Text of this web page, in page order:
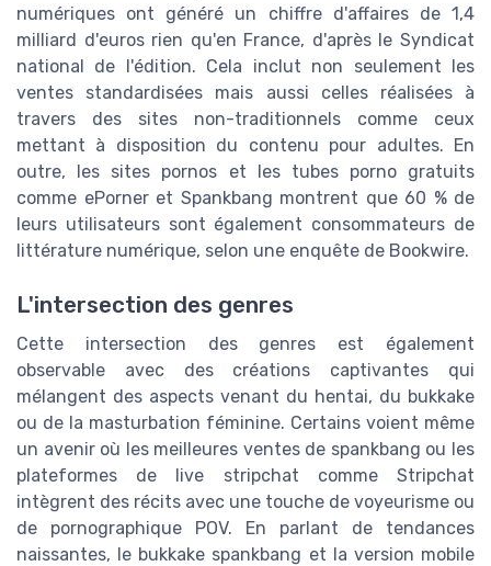
numériques ont généré un chiffre d'affaires de 1,4
milliard d'euros rien qu'en France, d'après le Syndicat
national de l'édition. Cela inclut non seulement les
ventes standardisées mais aussi celles réalisées à
travers des sites non-traditionnels comme ceux
mettant à disposition du contenu pour adultes. En
outre, les sites pornos et les tubes porno gratuits
comme ePorner et Spankbang montrent que 60 % de
leurs utilisateurs sont également consommateurs de
littérature numérique, selon une enquête de Bookwire.
L'intersection des genres
Cette intersection des genres est également
observable avec des créations captivantes qui
mélangent des aspects venant du hentai, du bukkake
ou de la masturbation féminine. Certains voient même
un avenir où les meilleures ventes de spankbang ou les
plateformes de live stripchat comme Stripchat
intègrent des récits avec une touche de voyeurisme ou
de pornographique POV. En parlant de tendances
naissantes, le bukkake spankbang et la version mobile